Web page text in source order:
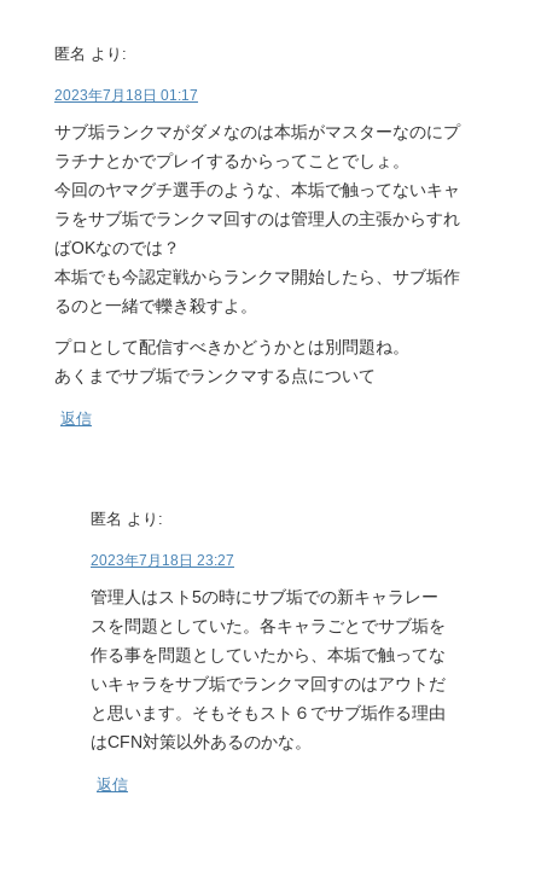
匿名 より:
2023年7月18日 01:17
サブ垢ランクマがダメなのは本垢がマスターなのにプ
ラチナとかでプレイするからってことでしょ。
今回のヤマグチ選手のような、本垢で触ってないキャ
ラをサブ垢でランクマ回すのは管理人の主張からすれ
ばOKなのでは？
本垢でも今認定戦からランクマ開始したら、サブ垢作
るのと一緒で轢き殺すよ。
プロとして配信すべきかどうかとは別問題ね。
あくまでサブ垢でランクマする点について
返信
匿名 より:
2023年7月18日 23:27
管理人はスト5の時にサブ垢での新キャラレー
スを問題としていた。各キャラごとでサブ垢を
作る事を問題としていたから、本垢で触ってな
いキャラをサブ垢でランクマ回すのはアウトだ
と思います。そもそもスト６でサブ垢作る理由
はCFN対策以外あるのかな。
返信